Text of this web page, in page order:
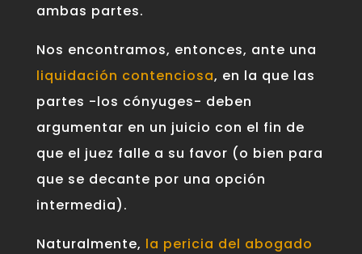
ambas partes.
Nos encontramos, entonces, ante una
liquidación contenciosa, en la que las
partes -los cónyuges- deben
argumentar en un juicio con el fin de
que el juez falle a su favor (o bien para
que se decante por una opción
intermedia).
Naturalmente, la pericia del abogado